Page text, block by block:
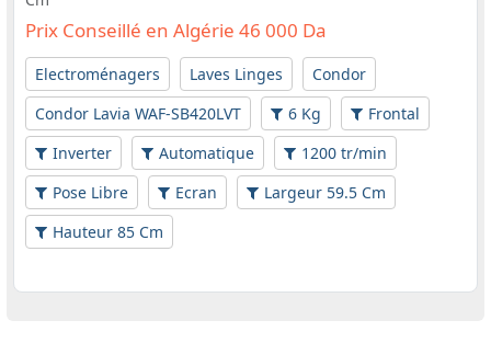
Prix Conseillé en Algérie 46 000 Da
Electroménagers Laves Linges
Condor
Condor Lavia WAF-SB420LVT
6 Kg
Frontal
Inverter
Automatique
1200 tr/min
Pose Libre
Ecran
Largeur 59.5 Cm
Hauteur 85 Cm